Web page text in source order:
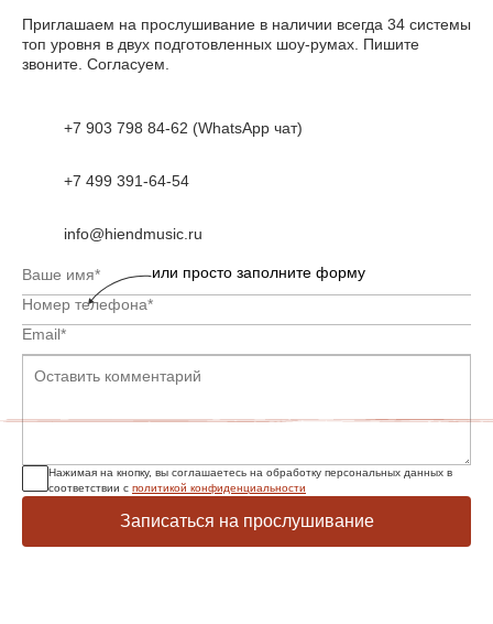
Приглашаем на прослушивание в наличии всегда 34 системы
топ уровня в двух подготовленных шоу-румах. Пишите
звоните. Согласуем.
+7 903 798 84-62 (WhatsApp чат)
+7 499 391-64-54
info@hiendmusic.ru
Нажимая на кнопку, вы соглашаетесь на обработку персональных данных в
соответствии с политикой конфиденциальности
Записаться на прослушивание
или просто заполните форму